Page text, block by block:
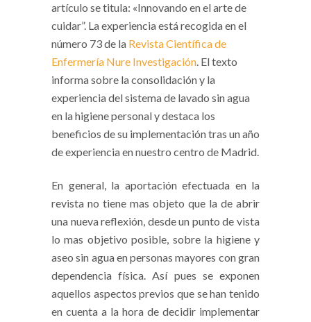
artículo se titula: «Innovando en el arte de
cuidar”. La experiencia está recogida en el
número 73 de la Revista Científica de
Enfermería Nure Investigación. El texto
informa sobre la consolidación y la
experiencia del sistema de lavado sin agua
en la higiene personal y destaca los
beneficios de su implementación tras un año
de experiencia en nuestro centro de Madrid.
En general, la aportación efectuada en la
revista no tiene mas objeto que la de abrir
una nueva reflexión, desde un punto de vista
lo mas objetivo posible, sobre la higiene y
aseo sin agua en personas mayores con gran
dependencia física. Así pues se exponen
aquellos aspectos previos que se han tenido
en cuenta a la hora de decidir implementar